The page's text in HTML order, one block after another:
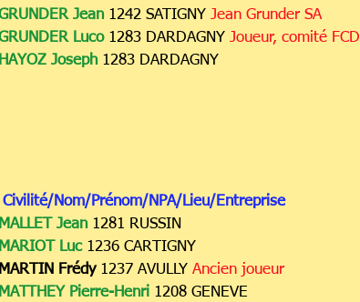
Jean 1242 SATIGNY Jean Grunder SA
Luco1283 DARDAGNY Joueur, comité FCD
HAYOZ Joseph1283 DARDAGNY
Civilité/Nom/Prénom/NPA/Lieu/Entreprise
MALLET Jean 1281 RUSSIN
MARIOT Luc 1236 CARTIGNY
MARTIN Frédy 1237 AVULLY Ancien joueur
MATTHEY Pierre-Henri 1208 GENEVE